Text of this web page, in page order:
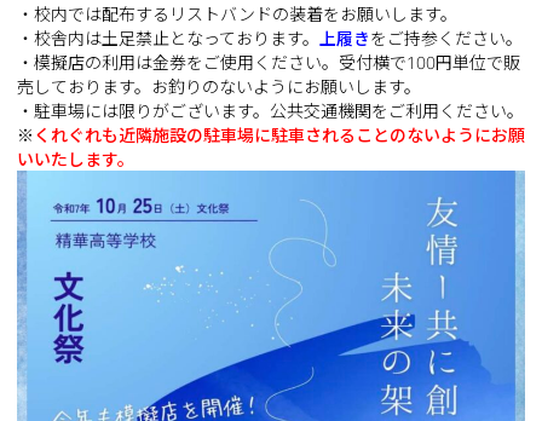
・校内では配布するリストバンドの装着をお願いします。
・校舎内は土足禁止となっております。 上履きをご持参ください。
・模擬店の利用は金券をご使用ください。受付横で100円単位で販
売しております。お釣りのないようにお願いします。
・駐車場には限りがございます。公共交通機関をご利用ください。
※ くれぐれも近隣施設の駐車場に駐車されることのないようにお願
いいたします。